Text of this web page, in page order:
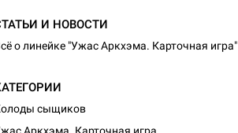
И НОВОСТИ
о линейке "Ужас Аркхэма. Карточная игра"
сыщиков
Аркхэма. Карточная игра